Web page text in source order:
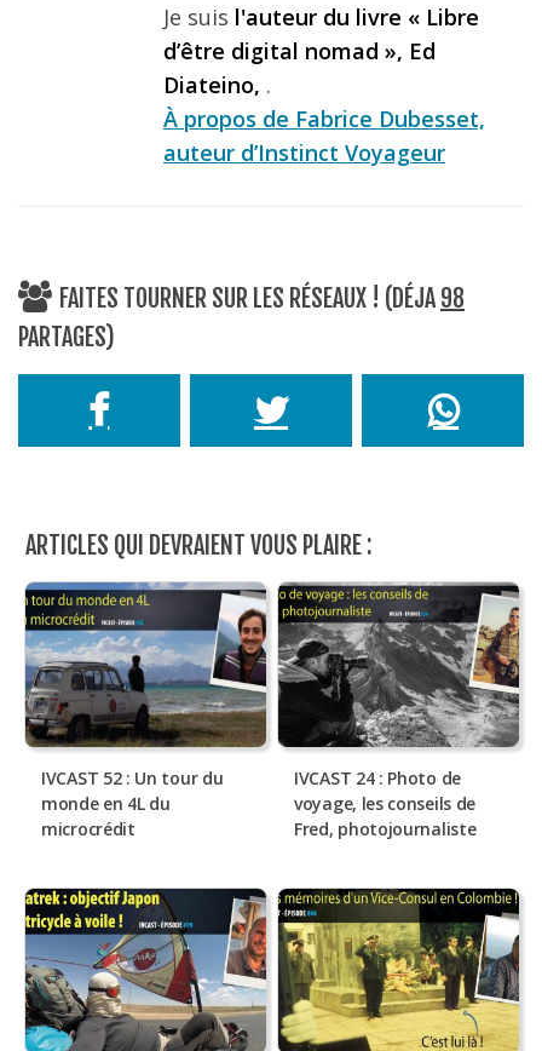
Je suis l'auteur du livre « Libre
d’être digital nomad », Ed
Diateino, .
À propos de Fabrice Dubesset,
auteur d’Instinct Voyageur
FAITES TOURNER SUR LES RÉSEAUX ! (DÉJA 98
PARTAGES)
ARTICLES QUI DEVRAIENT VOUS PLAIRE :
IVCAST 52 : Un tour du
monde en 4L du
microcrédit
IVCAST 24 : Photo de
voyage, les conseils de
Fred, photojournaliste